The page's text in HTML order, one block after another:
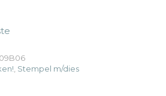
, Stempel m/dies